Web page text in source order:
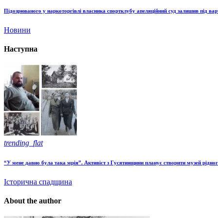
Підозрюваного у наркоторгівлі власника спортклубу апеляційний суд залишив під
Новини
Наступна
trending_flat
“У мене давно була така мрія”. Активіст з Гусятинщини планує створити музей
Історична спадщина
About the author